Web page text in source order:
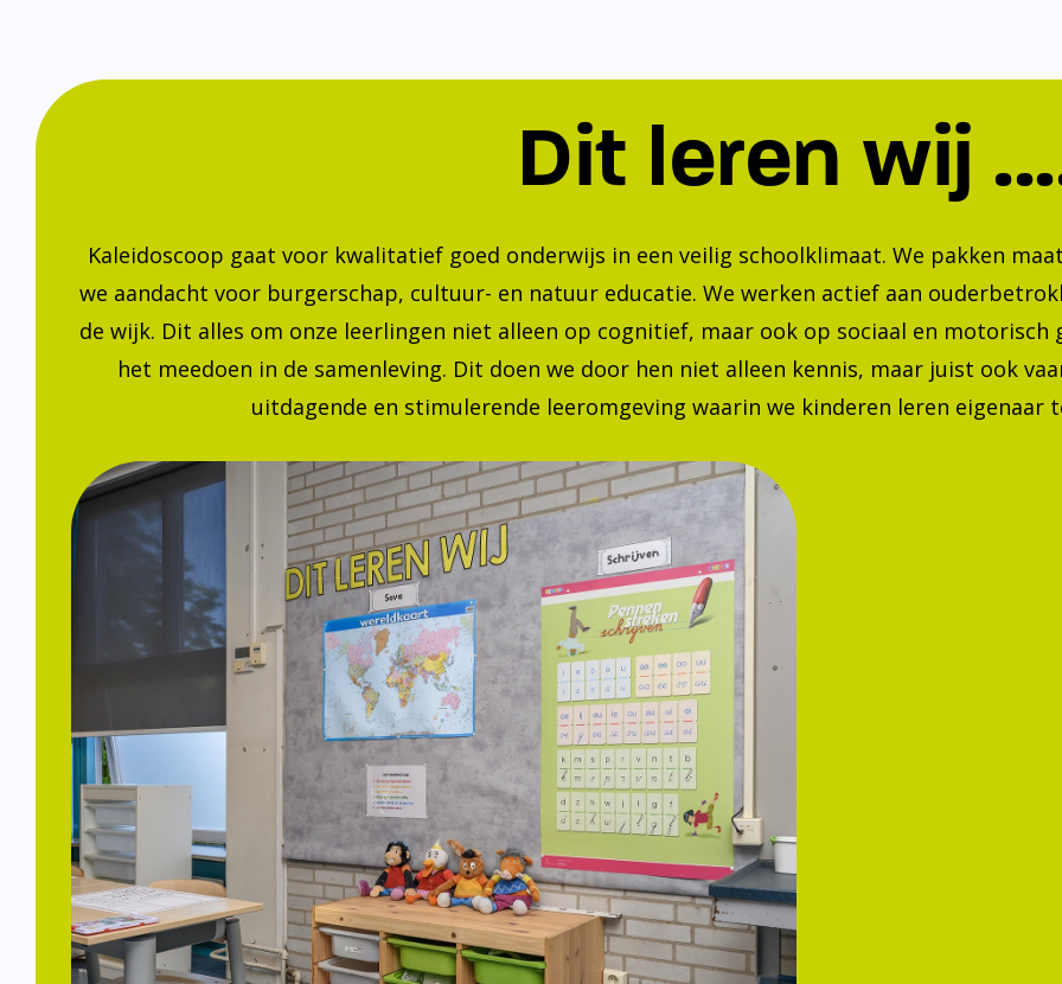
Dit leren wij
we aandacht voor burgerschap, cultuur- en natuur educatie. We werken actief aan
de wijk. Dit alles om onze leerlingen niet alleen op cognitief, maar ook op sociaal en
het meedoen in de samenleving. Dit doen we door hen niet alleen kennis, maar juist ook
uitdagende en stimulerende leeromgeving waarin we kinderen leren eigenaar